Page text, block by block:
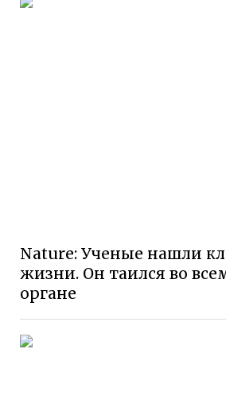
Nature: Ученые нашли
жизни. Он таился во
органе